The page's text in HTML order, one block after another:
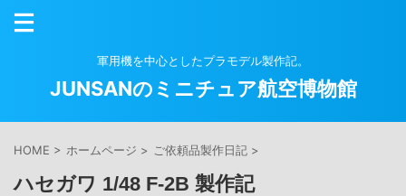
軍用機を中心としたプラモデル製作記。
JUNSANのミニチュア航空博物館
HOME > ホームページ > ご依頼品製作日記 >
ハセガワ 1/48 F-2B 製作記